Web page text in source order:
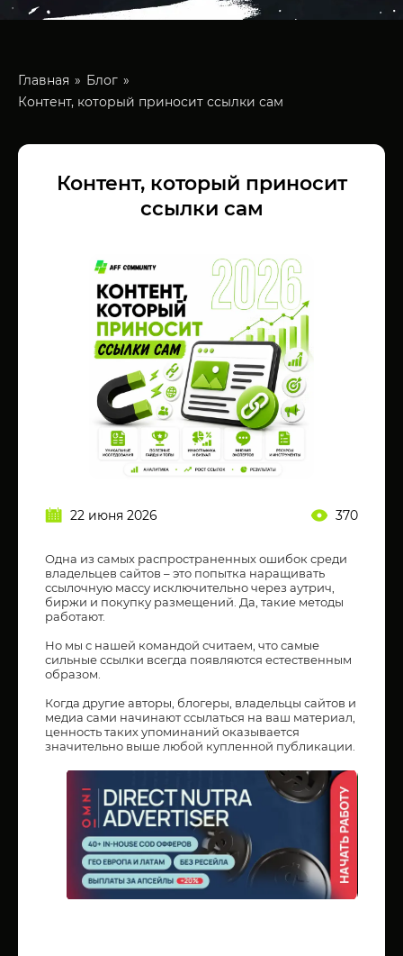
Главная
Блог
Контент, который приносит ссылки сам
Контент, который приносит
ссылки сам
22 июня 2026 370
Одна из самых распространенных ошибок среди
владельцев сайтов – это попытка наращивать
ссылочную массу исключительно через аутрич,
биржи и покупку размещений. Да, такие методы
работают.
Но мы с нашей командой считаем, что самые
сильные ссылки всегда появляются естественным
образом.
Когда другие авторы, блогеры, владельцы сайтов и
медиа сами начинают ссылаться на ваш материал,
ценность таких упоминаний оказывается
значительно выше любой купленной публикации.